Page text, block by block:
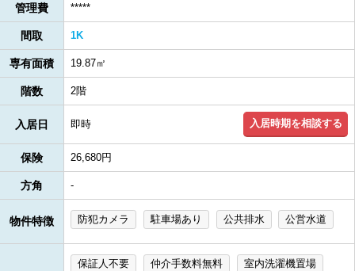
管理費 *****
間取 1K
専有面積 19.87㎡
階数 2階
入居日 即時 入居時期を相談する
保険 26,680円
方角 -
物件特徴 防犯カメラ 駐車場あり 公共排水 公営水道
保証人不要 仲介手数料無料 室内洗濯機置場